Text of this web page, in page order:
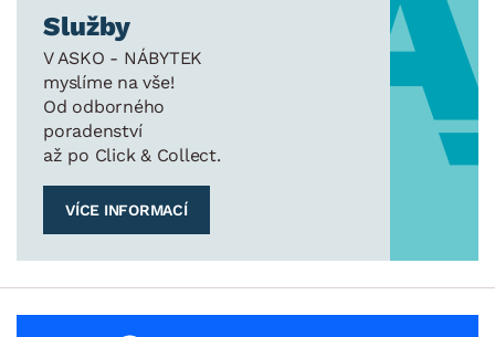
Služby
V ASKO - NÁBYTEK
myslíme na vše!
Od odborného
poradenství
až po Click & Collect.
VÍCE INFORMACÍ